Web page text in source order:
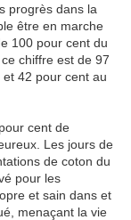
progrès dans la
être en marche
100 pour cent du
chiffre est de 97
42 pour cent au
cent de
Les jours de
de coton du
pour les
et sain dans et
menaçant la vie